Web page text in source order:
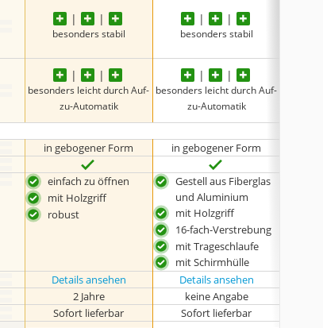
besonders stabil besonders stabil
besonders leicht durch Auf-
zu-Automatik
besonders leicht durch Auf-
zu-Automatik
in gebogener Form in gebogener Form
einfach zu öffnen
mit Holzgriff
robust
Gestell aus Fiberglas
und Aluminium
mit Holzgriff
16-fach-Verstrebung
mit Trageschlaufe
mit Schirmhülle
Details ansehen Details ansehen
2 Jahre keine Angabe
Sofort lieferbar Sofort lieferbar